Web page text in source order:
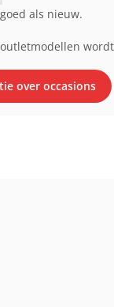
als nieuw.
over occasions